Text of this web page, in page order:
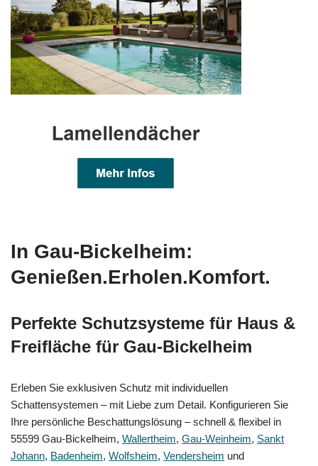
In Gau-Bickelheim:
Genießen.Erholen.Komfort.
Perfekte Schutzsysteme für Haus &
Freifläche für Gau-Bickelheim
Erleben Sie exklusiven Schutz mit individuellen
Schattensystemen – mit Liebe zum Detail. Konfigurieren Sie
Ihre persönliche Beschattungslösung – schnell & flexibel in
55599 Gau-Bickelheim, Wallertheim, Gau-Weinheim, Sankt
Johann, Badenheim, Wolfsheim, Vendersheim und